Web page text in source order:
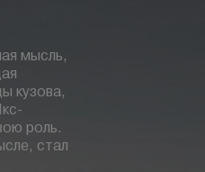
мысль,
кузова,
роль.
стал